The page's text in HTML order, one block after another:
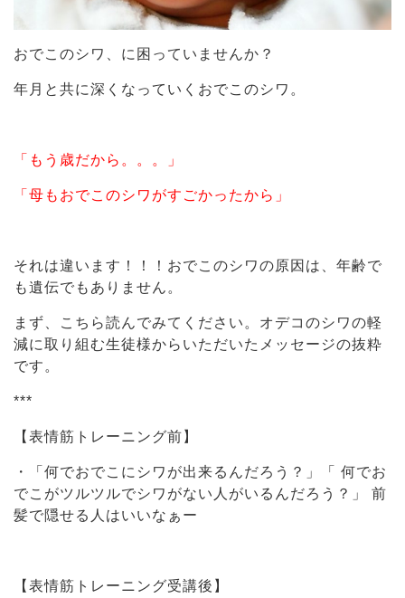
おでこのシワ、に困っていませんか？
年月と共に深くなっていくおでこのシワ。
「もう歳だから。。。」
「母もおでこのシワがすごかったから」
それは違います！！！おでこのシワの原因は、年齢で
も遺伝でもありません。
まず、こちら読んでみてください。オデコのシワの軽
減に取り組む生徒様からいただいたメッセージの抜粋
です。
***
【表情筋トレーニング前】
・「何でおでこにシワが出来るんだろう？」「 何でお
でこがツルツルでシワがない人がいるんだろう？」 前
髪で隠せる人はいいなぁー
【表情筋トレーニング受講後】